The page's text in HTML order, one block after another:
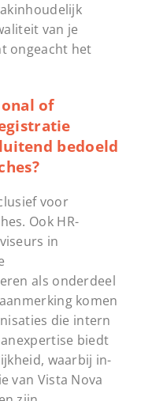
van je
ongeacht het
of
bedoeld
voor
Ook HR-
in
als onderdeel
komen
die intern
biedt
waarbij in-
van Vista Nova